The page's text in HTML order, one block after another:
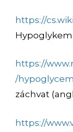
https://
https://
/
záchvat
https://